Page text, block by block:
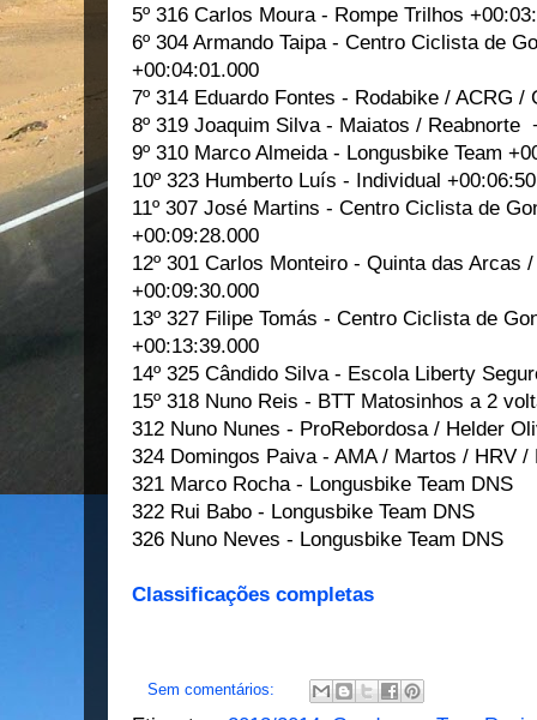
5º 316 Carlos Moura - Rompe Trilhos
6º 304 Armando Taipa - Centro Ciclista de
+00:04:01.000
7º 314 Eduardo Fontes - Rodabike / ACRG /
8º 319 Joaquim Silva - Maiatos / Reabnorte
9º 310 Marco Almeida - Longusbike Team
10º 323 Humberto Luís - Individual
11º 307 José Martins - Centro Ciclista de
+00:09:28.000
12º 301 Carlos Monteiro - Quinta das Arcas
+00:09:30.000
13º 327 Filipe Tomás - Centro Ciclista de
+00:13:39.000
14º 325 Cândido Silva - Escola Liberty
15º 318 Nuno Reis - BTT Matosinhos a 2
312 Nuno Nunes - ProRebordosa / Helder
324 Domingos Paiva - AMA / Martos / HRV /
321 Marco Rocha - Longusbike Team DNS
322 Rui Babo - Longusbike Team DNS
326 Nuno Neves - Longusbike Team DNS
Classificações completas
Sem comentários: